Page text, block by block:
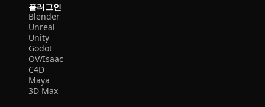
플러그인
Blender
Unreal
Unity
Godot
OV/Isaac
C4D
Maya
3D Max